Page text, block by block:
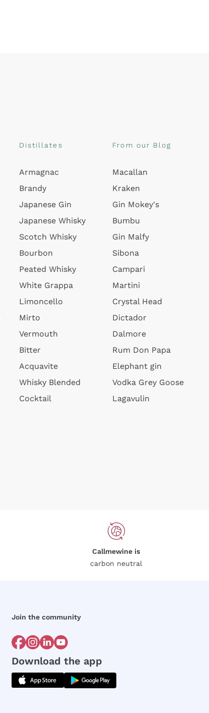
Distillates
Armagnac
Brandy
Japanese Gin
Japanese Whisky
Scotch Whisky
Bourbon
Peated Whisky
White Grappa
Limoncello
Mirto
Vermouth
Bitter
Acquavite
Whisky Blended
Cocktail
From our Blog
Macallan
Kraken
Gin Mokey's
Bumbu
Gin Malfy
Sibona
Campari
Martini
Crystal Head
Dictador
Dalmore
Rum Don Papa
Elephant gin
Vodka Grey Goose
Lagavulin
Callmewine is
carbon neutral
Join the community
Download the app